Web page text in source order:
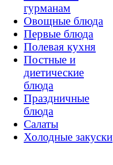
гурманам
Овощные блюда
Первые блюда
Полевая кухня
Постные и
диетические
блюда
Праздничные
блюда
Салаты
Холодные закуски